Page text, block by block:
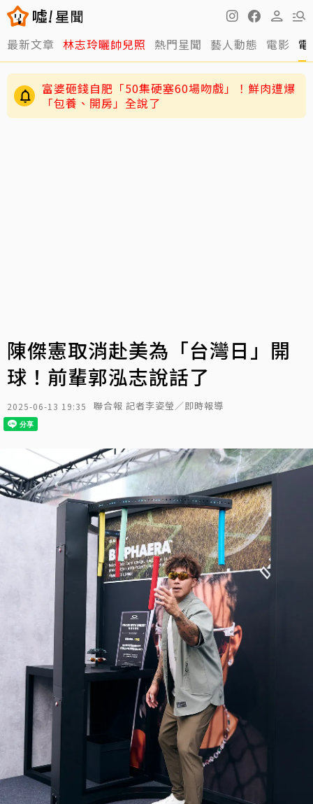
最新文章 林志玲曬帥兒照 熱門星聞 藝人動態 電影
富婆砸錢自肥「50集硬塞60場吻戲」！鮮肉遭爆
「包養、開房」全說了
陳傑憲取消赴美為「台灣日」開
球！前輩郭泓志說話了
2025-06-13 19:35 聯合報 記者李姿瑩／即時報導